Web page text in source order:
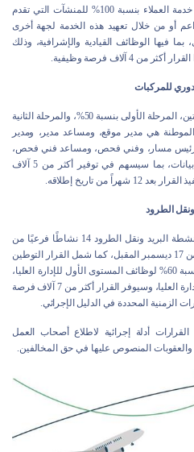
نص هذا القرار على أن يتم توطين مهن خدمة العملاء بنسبة 100% للمنشآت التي تقدم
أو من خلال تعهيد هذه الخدمة لجهة أخرى
فيها الوظائف القيادية والإشرافية، وذلك
للمركبات
سيتم التوطين في هذا القطاع على مرحلتين، المرحلة الأولى بنسبة 50%، والمرحلة الثانية
الموطنة هي مدير موقع، ومساعد مدير، ومدير
مسار، وفني فحص، ومساعد فني فحص،
وفني صيانة، وفني استعلامات، ومدخل بيانات، بما سيسهم في توفير أكثر من 5 آلاف
من تاريخ إطلاقه.
الطرود
شمل قرار توطين منافذ تقديم خدمات أنشطة البريد ونقل الطرود 14 نشاطًا فرعيًا من
أنشطة البريد ونقل الطرود، وذلك ابتداءً من 17 ديسمبر المقبل، كما شمل القرار التوطين
بنسبة 100% لمهن الرؤساء التنفيذيين بنسبة 60% لوظائف المستوى الأول للإدارة العليا،
وبنسبة 70% لوظائف المستوى الثاني للإدارة العليا، وسيوفر القرار أكثر من 7 آلاف فرصة
الزمنية المحددة في الدليل الإجرائي.
أدلة إجرائية لاطلاع أصحاب العمل
المنصوص عليها في حق المخالفين.